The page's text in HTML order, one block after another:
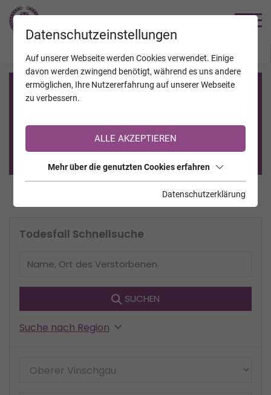
Registrierung auf TrauerHilfe.it
Sie sind noch nicht auf TrauerHilfe.it registriert?
>> zur kostenlosen Registrierung <<
Todesfall Schnellsuche
SUCHEN
Suche nach Region
Datenschutzeinstellungen
Auf unserer Webseite werden Cookies verwendet. Einige
davon werden zwingend benötigt, während es uns andere
ermöglichen, Ihre Nutzererfahrung auf unserer Webseite
zu verbessern.
ALLE AKZEPTIEREN
Mehr über die genutzten Cookies erfahren
Datenschutzerklärung
JAHRESTAGE KALENDER VERSTORBENE